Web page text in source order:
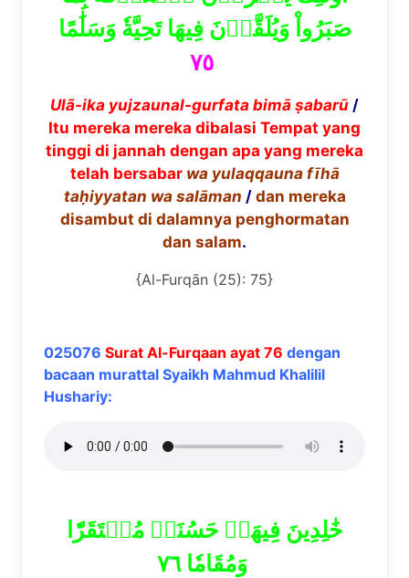
صَبَرُواْ وَيُلَقَّوۡنَ فِيهَا تَحِيَّةٗ وَسَلَٰمًا
٧٥
Ulã-ika yujzaunal-gurfata bimā ṣabarū /
Itu mereka mereka dibalasi Tempat yang
tinggi di jannah dengan apa yang mereka
telah bersabar wa yulaqqauna fīhā
taḥiyyatan wa salāman / dan mereka
disambut di dalamnya penghormatan
dan salam.
{Al-Furqān (25): 75}
025076 Surat Al-Furqaan ayat 76 dengan
bacaan murattal Syaikh Mahmud Khalilil
Hushariy:
خَٰلِدِينَ فِيهَاۚ حَسُنَتۡ مُسۡتَقَرّٗا
وَمُقَامٗا ٧٦